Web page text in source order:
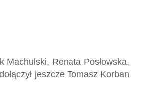
Renata Posłowska,
jeszcze Tomasz Korban